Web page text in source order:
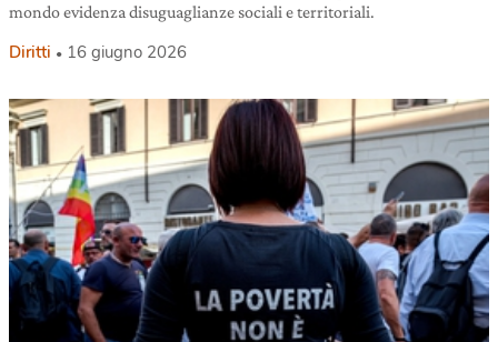
mondo evidenza disuguaglianze sociali e territoriali.
Diritti 16 giugno 2026